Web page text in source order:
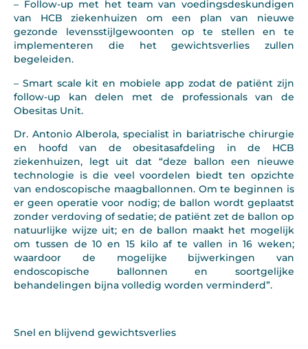
– Follow-up met het team van voedingsdeskundigen
van HCB ziekenhuizen om een plan van nieuwe
gezonde levensstijlgewoonten op te stellen en te
implementeren die het gewichtsverlies zullen
begeleiden.
– Smart scale kit en mobiele app zodat de patiënt zijn
follow-up kan delen met de professionals van de
Obesitas Unit.
Dr. Antonio Alberola, specialist in bariatrische chirurgie
en hoofd van de obesitasafdeling in de HCB
ziekenhuizen, legt uit dat “deze ballon een nieuwe
technologie is die veel voordelen biedt ten opzichte
van endoscopische maagballonnen. Om te beginnen is
er geen operatie voor nodig; de ballon wordt geplaatst
zonder verdoving of sedatie; de patiënt zet de ballon op
natuurlijke wijze uit; en de ballon maakt het mogelijk
om tussen de 10 en 15 kilo af te vallen in 16 weken;
waardoor de mogelijke bijwerkingen van
endoscopische ballonnen en soortgelijke
behandelingen bijna volledig worden verminderd”.
Snel en blijvend gewichtsverlies